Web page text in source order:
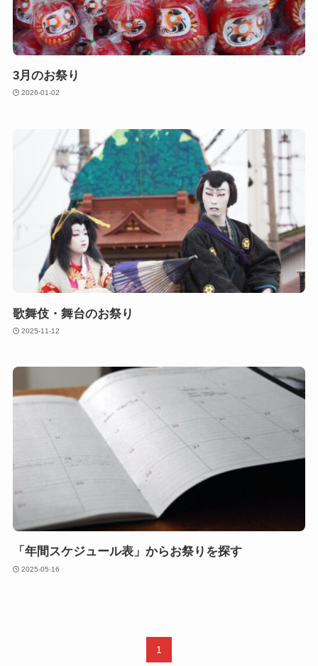
3月のお祭り
2026-01-02
歌舞伎・舞台のお祭り
2025-11-12
「年間スケジュール表」からお祭りを探す
2025-05-16
1